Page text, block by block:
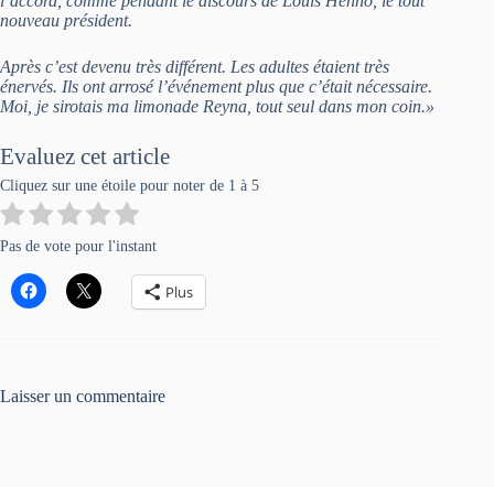
nouveau président.
Après c’est devenu très différent. Les adultes étaient très
énervés. Ils ont arrosé l’événement plus que c’était nécessaire.
Moi, je sirotais ma limonade Reyna, tout seul dans mon coin.»
Evaluez cet article
Cliquez sur une étoile pour noter de 1 à 5
Pas de vote pour l'instant
Plus
Laisser un commentaire